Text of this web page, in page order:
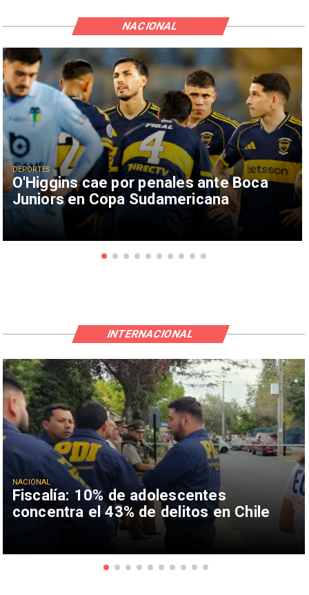
O'Higgins cae por penales ante Boca
Juniors en Copa Sudamericana
DEPORTES
NACIONAL
Fiscalía: 10% de adolescentes
concentra el 43% de delitos en Chile
NACIONAL
INTERNACIONAL